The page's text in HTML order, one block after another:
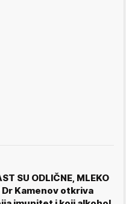
SU ODLIČNE, MLEKO
Dr Kamenov otkriva